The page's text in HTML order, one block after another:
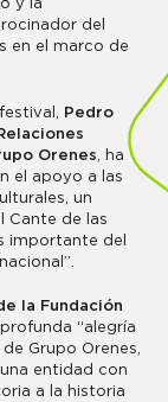
y la
del
en el marco de
Pedro
Orenes , ha
el apoyo a las
un
Cante de las
importante del
la Fundación
“alegría
Grupo Orenes,
entidad con
a la historia